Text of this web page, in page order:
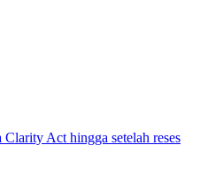
Clarity Act hingga setelah reses